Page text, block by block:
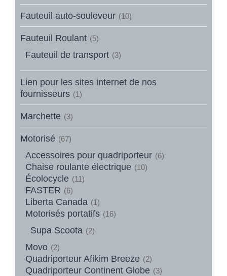
Fauteuil auto-souleveur (10)
Fauteuil Roulant (5)
Fauteuil de transport (3)
Lien pour les sites internet de nos
fournisseurs (1)
Marchette (3)
Motorisé (67)
Accessoires pour quadriporteur (6)
Chaise roulante électrique (10)
Écolocycle (11)
FASTER (6)
Liberta Canada (1)
Motorisés portatifs (16)
Supa Scoota (2)
Movo (2)
Quadriporteur Afikim Breeze (2)
Quadriporteur Continent Globe (3)